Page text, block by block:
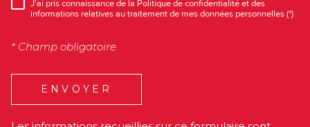
RÈGLEMENTATION
J'ai pris connaissance de la Politique de confidentialité et des
informations relatives au traitement de mes données personnelles (*)
* Champ obligatoire
ENVOYER